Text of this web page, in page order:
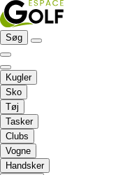
Søg
Kugler
Sko
Tøj
Tasker
Clubs
Vogne
Handsker